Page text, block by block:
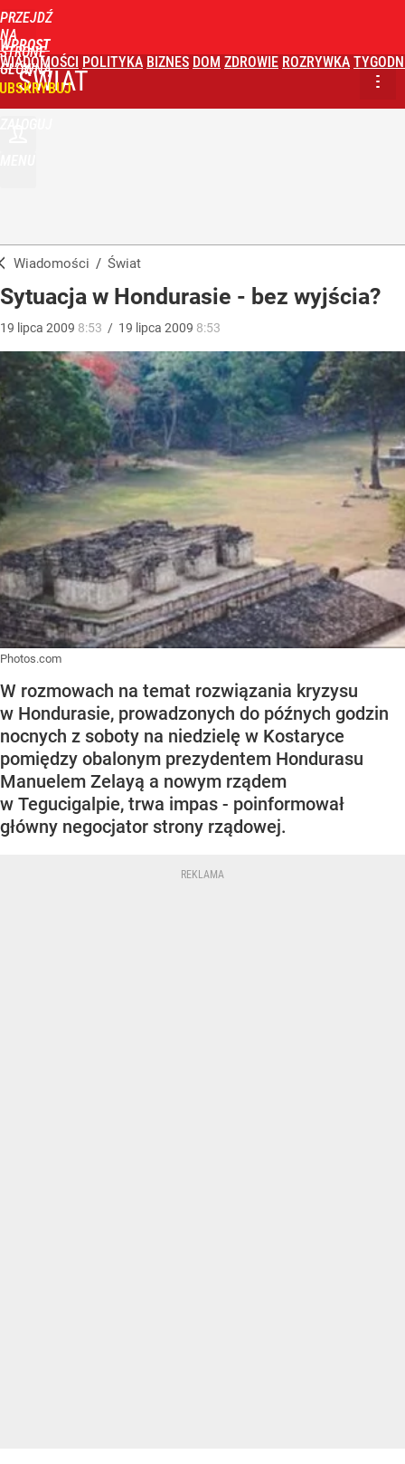
PRZEJDŹ
NA
STRONĘ
GŁÓWNĄ
WPROST
WIADOMOŚCI POLITYKA BIZNES DOM ZDROWIE ROZRYWKA
ŚWIAT
Wiadomości / Świat
Sytuacja w Hondurasie - bez wyjścia?
19 lipca 2009 8:53 / 19 lipca 2009 8:53
Photos.com
W rozmowach na temat rozwiązania kryzysu
w Hondurasie, prowadzonych do późnych godzin
nocnych z soboty na niedzielę w Kostaryce
pomiędzy obalonym prezydentem Hondurasu
Manuelem Zelayą a nowym rządem
w Tegucigalpie, trwa impas - poinformował
główny negocjator strony rządowej.